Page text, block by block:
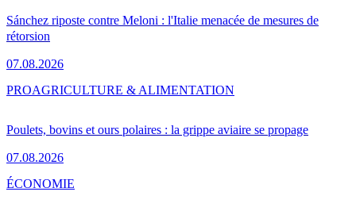
Sánchez riposte contre Meloni : l'Italie menacée de mesures de
rétorsion
07.08.2026
Poulets, bovins et ours polaires : la grippe aviaire se propage
07.08.2026
PROAGRICULTURE & ALIMENTATION
ÉCONOMIE